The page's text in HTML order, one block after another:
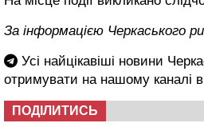
За інформацією Черкаського
Усі найцікавіші новини
отримувати на нашому каналі в
ПОДІЛИТИСЬ